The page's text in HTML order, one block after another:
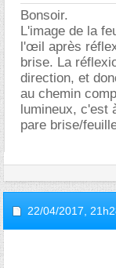
Bonsoir.
L'image de la
l'œil après
brise. La
direction, et
au chemin
lumineux, c'est
pare brise/
22/04/2017,